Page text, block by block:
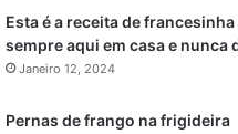
Esta é a receita de francesinha
sempre aqui em casa e nunca
Janeiro 12, 2024
Pernas de frango na frigideira